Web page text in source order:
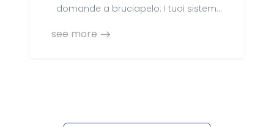
domande a bruciapelo: I tuoi sistemi
see more